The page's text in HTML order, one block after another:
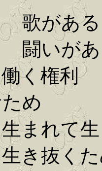
歌がある
闘いが
く権利
め
まれて
き抜く